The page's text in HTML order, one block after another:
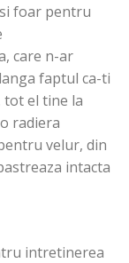
foar pentru
care n-ar
faptul ca-ti
tot el tine la
radiera
velur, din
intacta
intretinerea